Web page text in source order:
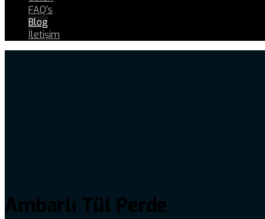
FAQ’s
Blog
İletişim
Ambarlı Tül Perde